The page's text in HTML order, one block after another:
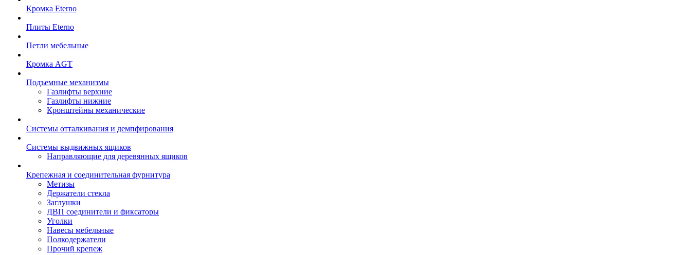
Кромка Eterno
Плиты Eterno
Петли мебельные
Кромка AGT
Подъемные механизмы
Газлифты верхние
Газлифты нижние
Кронштейны механические
Системы отталкивания и демпфирования
Системы выдвижных ящиков
Направляющие для деревянных ящиков
Крепежная и соединительная фурнитура
Метизы
Держатели стекла
Заглушки
ДВП соединители и фиксаторы
Уголки
Навесы мебельные
Полкодержатели
Прочий крепеж